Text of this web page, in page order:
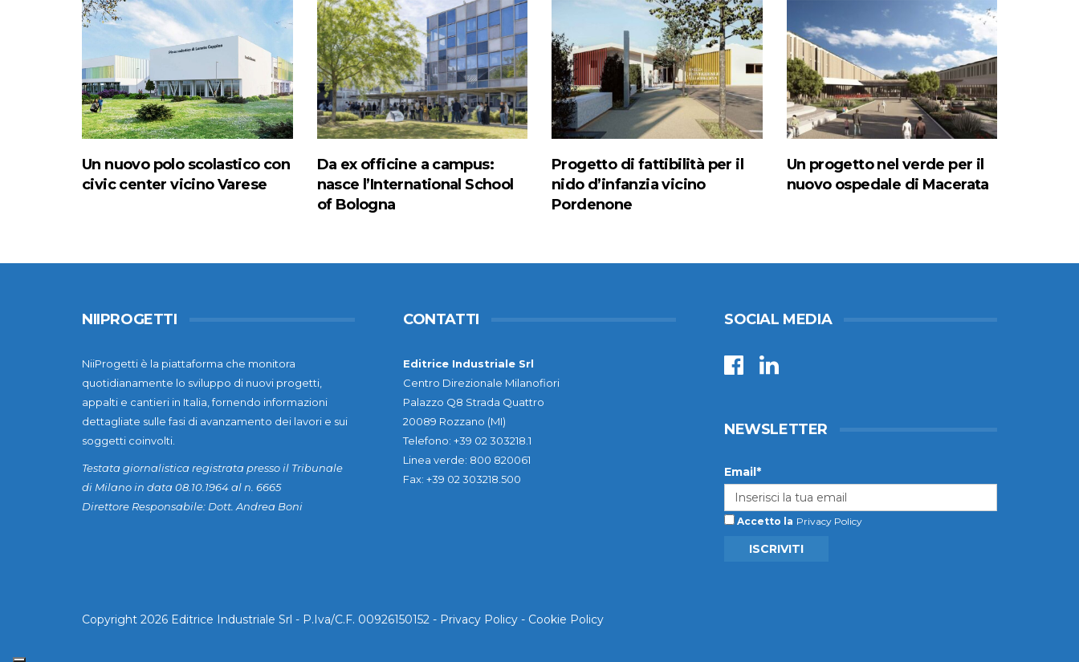
Un nuovo polo scolastico con
civic center vicino Varese
Da ex officine a campus:
nasce l’International School
of Bologna
Progetto di fattibilità per il
nido d’infanzia vicino
Pordenone
Un progetto nel verde per il
nuovo ospedale di Macerata
NIIPROGETTI
NiiProgetti è la piattaforma che monitora
quotidianamente lo sviluppo di nuovi progetti,
appalti e cantieri in Italia, fornendo informazioni
dettagliate sulle fasi di avanzamento dei lavori e sui
soggetti coinvolti.
Testata giornalistica registrata presso il Tribunale
di Milano in data 08.10.1964 al n. 6665
Direttore Responsabile: Dott. Andrea Boni
CONTATTI
Editrice Industriale Srl
Centro Direzionale Milanofiori
Palazzo Q8 Strada Quattro
20089 Rozzano (MI)
Telefono: +39 02 303218.1
Linea verde: 800 820061
Fax: +39 02 303218.500
SOCIAL MEDIA
NEWSLETTER
Email*
Accetto la Privacy Policy
ISCRIVITI
Copyright 2026 Editrice Industriale Srl - P.Iva/C.F. 00926150152 - Privacy Policy - Cookie Policy